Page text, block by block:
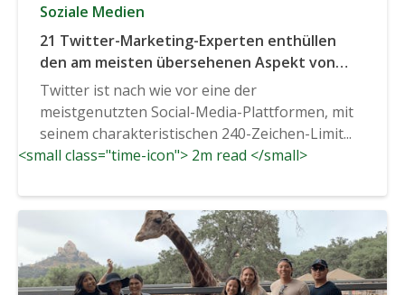
Soziale Medien
21 Twitter-Marketing-Experten enthüllen
den am meisten übersehenen Aspekt von
Twitter-Trends, den Vermarkter kennen
sollten.
Twitter ist nach wie vor eine der
meistgenutzten Social-Media-Plattformen, mit
seinem charakteristischen 240-Zeichen-Limit...
<small class="time-icon"> 2m read </small>